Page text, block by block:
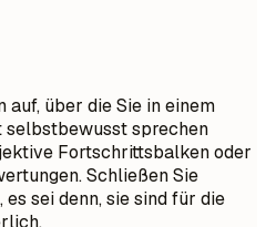
auf, über die Sie in einem
sprechen
Fortschrittsbalken oder
Schließen Sie
sei denn, sie sind für die